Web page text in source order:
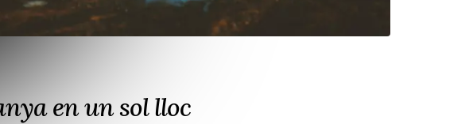
en un sol lloc